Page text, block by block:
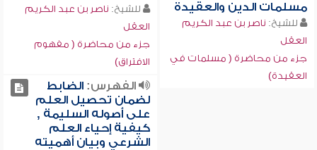
مسلمات الدين والعقيدة
للشيخ: ناصر بن عبد الكريم
العقل
جزء من محاضرة ( مسلمات في
العقيدة)
للشيخ: ناصر بن عبد الكريم
العقل
جزء من محاضرة ( مفهوم
الافتراق)
الفهرس:الضابط
لضمان تحصيل العلم
على أصوله السليمة ,
كيفية إحياء العلم
الشرعي وبيان أهميته